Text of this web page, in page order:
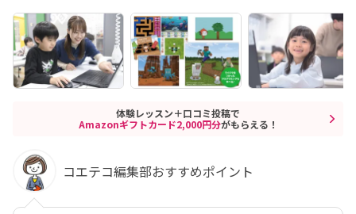
体験レッスン＋口コミ投稿で
Amazonギフトカード2,000円分がもらえる！
コエテコ編集部おすすめポイント